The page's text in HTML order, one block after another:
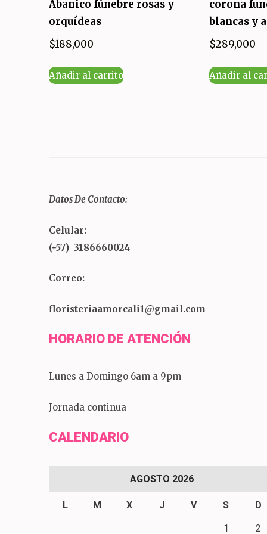
Abanico fúnebre rosas y
orquídeas
$188,000
Añadir al carrito
corona
blancas y
$289,000
Añadir al
Datos De Contacto:
Celular:
(+57) 3186660024
Correo:
floristeriaamorcali1@gmail.com
HORARIO DE ATENCIÓN
Lunes a Domingo 6am a 9pm
Jornada continua
CALENDARIO
AGOSTO 2026
L M X J V S D
1 2